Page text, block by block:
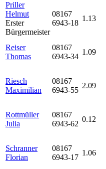
Priller
Helmut
Erster
Bürgermeister
08167
6943-18
1.13
Reiser
Thomas
08167
6943-34
1.09
Riesch
Maximilian
08167
6943-55
2.09
Rottmüller
Julia
08167
6943-62
0.12
Schranner
Florian
08167
6943-17
1.06